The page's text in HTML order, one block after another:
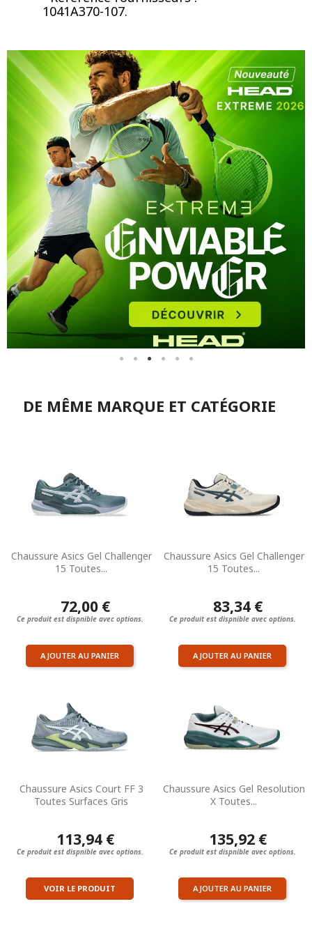
1041A370-107.
DE MÊME MARQUE ET CATÉGORIE
Chaussure Asics Gel Challenger
15 Toutes...
72,00 €
Ce produit est dispnible avec options.
AJOUTER AU PANIER
Chaussure Asics Gel Challenger
15 Toutes...
83,34 €
Ce produit est dispnible avec options.
AJOUTER AU PANIER
Chaussure Asics Court FF 3
Toutes Surfaces Gris
113,94 €
Ce produit est dispnible avec options.
VOIR LE PRODUIT
Chaussure Asics Gel Resolution
X Toutes...
135,92 €
Ce produit est dispnible avec options.
AJOUTER AU PANIER